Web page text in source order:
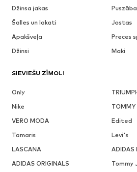
Džinsa jakas
Šalles un lakati
Jostas
Apakšveļa
Preces
Džinsi
Maki
SIEVIEŠU ZĪMOLI
Only
Nike
TOMMY
VERO MODA
Edited
Tamaris
Levi's
LASCANA
ADIDAS
ADIDAS ORIGINALS
Tommy